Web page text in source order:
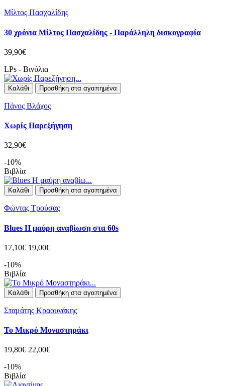
Μίλτος Πασχαλίδης
30 χρόνια Μίλτος Πασχαλίδης - Παράλληλη δισκογραφία
39,90€
LPs - Βινύλια
Καλάθι Προσθήκη στα αγαπημένα
Πάνος Βλάχος
Χωρίς Παρεξήγηση
32,90€
-10%
Βιβλία
Καλάθι Προσθήκη στα αγαπημένα
Φώντας Τρούσας
Blues Η μαύρη αναβίωση στα 60s
17,10€ 19,00€
-10%
Βιβλία
Καλάθι Προσθήκη στα αγαπημένα
Σταμάτης Κραουνάκης
Το Μικρό Μοναστηράκι
19,80€ 22,00€
-10%
Βιβλία